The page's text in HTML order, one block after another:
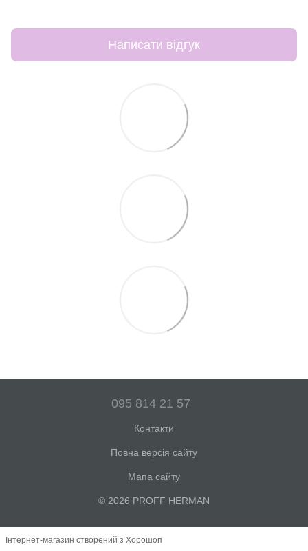
Написати відгук
095 814 21 57
Контакти
Повна версія сайту
Мапа сайту
© 2026 PROFF HERMAN
Інтернет-магазин створений з Хорошоп